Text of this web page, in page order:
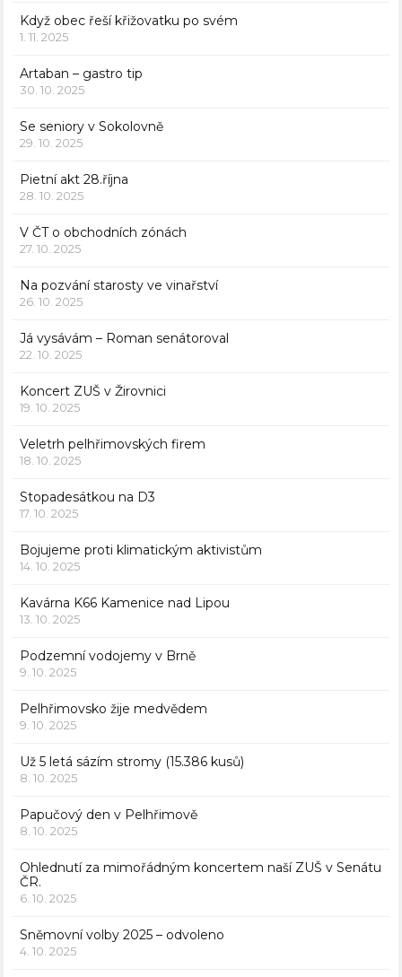
Když obec řeší křižovatku po svém
1. 11. 2025
Artaban – gastro tip
30. 10. 2025
Se seniory v Sokolovně
29. 10. 2025
Pietní akt 28.října
28. 10. 2025
V ČT o obchodních zónách
27. 10. 2025
Na pozvání starosty ve vinařství
26. 10. 2025
Já vysávám – Roman senátoroval
22. 10. 2025
Koncert ZUŠ v Žirovnici
19. 10. 2025
Veletrh pelhřimovských firem
18. 10. 2025
Stopadesátkou na D3
17. 10. 2025
Bojujeme proti klimatickým aktivistům
14. 10. 2025
Kavárna K66 Kamenice nad Lipou
13. 10. 2025
Podzemní vodojemy v Brně
9. 10. 2025
Pelhřimovsko žije medvědem
9. 10. 2025
Už 5 letá sázím stromy (15.386 kusů)
8. 10. 2025
Papučový den v Pelhřimově
8. 10. 2025
Ohlednutí za mimořádným koncertem naší ZUŠ v Senátu
ČR.
6. 10. 2025
Sněmovní volby 2025 – odvoleno
4. 10. 2025